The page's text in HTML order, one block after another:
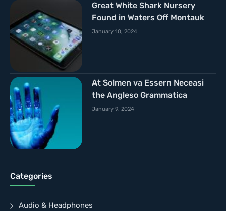
Great White Shark Nursery
Found in Waters Off Montauk
January 10, 2024
At Solmen va Essern Neceasi
the Angleso Grammatica
January 9, 2024
Categories
Audio & Headphones